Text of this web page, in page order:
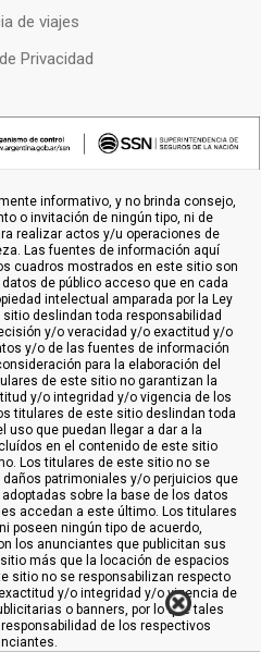
de viajes
Privacidad
informativo, y no brinda consejo,
o invitación de ningún tipo, ni de
realizar actos y/u operaciones de
Las fuentes de información aquí
cuadros mostrados en este sitio son
de público acceso que en cada
intelectual amparada por la Ley
deslindan toda responsabilidad
y/o veracidad y/o exactitud y/o
y/o de las fuentes de información
para la elaboración del
de este sitio no garantizan la
y/o integridad y/o vigencia de los
titulares de este sitio deslindan toda
uso que puedan llegar a dar a la
en el contenido de este sitio
Los titulares de este sitio no se
patrimoniales y/o perjuicios que
sobre la base de los datos
accedan a este último. Los titulares
poseen ningún tipo de acuerdo,
los anunciantes que publicitan sus
más que la locación de espacios
sitio no se responsabilizan respecto
y/o integridad y/o vigencia de
o banners, por lo que tales
de los respectivos